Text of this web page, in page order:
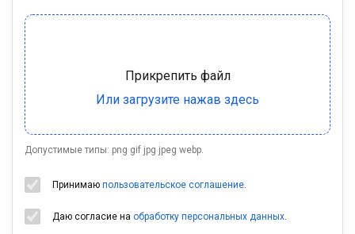
Допустимые типы: png gif jpg jpeg webp.
Принимаю пользовательское соглашение.
Даю согласие на обработку персональных данных.